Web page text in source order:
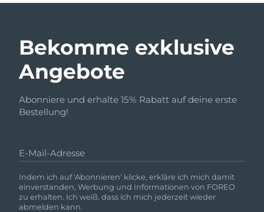
Bekomme exklusive
Angebote
Abonniere und erhalte 15% Rabatt auf deine erste
Bestellung!
E-Mail-Adresse
Indem ich auf 'Abonnieren' klicke, erkläre ich mich damit
einverstanden, Werbung und Informationen von FOREO
zu erhalten. Ich weiß, dass ich mich jederzeit wieder
abmelden kann.